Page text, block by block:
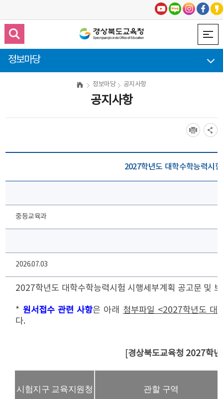
정보마당
정보마당 공지사항
공지사항
2027학년도 대학수학능력시
중등교육과
2026.07.03
2027학년도 대학수학능력시험 시행세부계획 공고문 및
* 원서접수 관련 사항은 아래 첨부파일 <2027학년도 대
다.
경상북도교육청 2027학
시험지구 교육지원청 관할 구역